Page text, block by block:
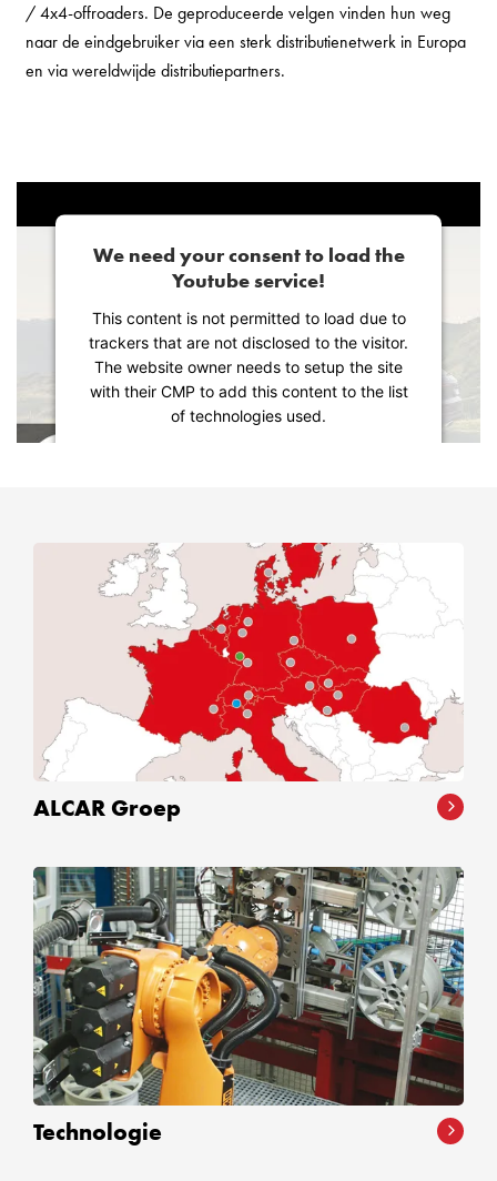
/ 4x4-offroaders. De geproduceerde velgen vinden hun weg
naar de eindgebruiker via een sterk distributienetwerk in Europa
en via wereldwijde distributiepartners.
We need your consent to load the
Youtube service!
This content is not permitted to load due to
trackers that are not disclosed to the visitor.
The website owner needs to setup the site
with their CMP to add this content to the list
of technologies used.
ALCAR Groep
Technologie